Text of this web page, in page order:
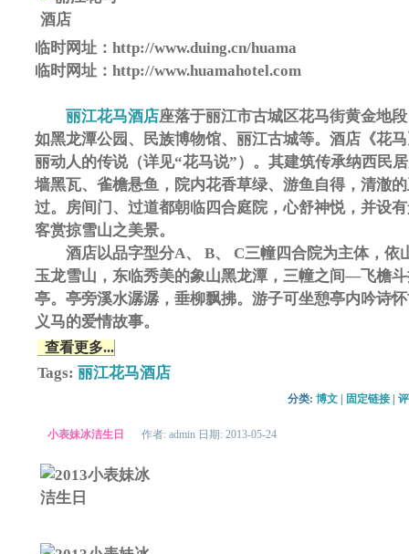
临时网址：http://www.duing.cn/huama
临时网址：http://www.huamahotel.com
丽江花马酒店座落于丽江市古城区花马街黄金地
如黑龙潭公园、民族博物馆、丽江古城等。酒店《花
丽动人的传说（详见“花马说”）。其建筑传承纳西民
墙黑瓦、雀檐悬鱼，院内花香草绿、游鱼自得，清澈
过。房间门、过道都朝临四合庭院，心舒神悦，并设
客赏掠雪山之美景。
酒店以品字型分A、 B、 C三幢四合院为主体，依
玉龙雪山，东临秀美的象山黑龙潭，三幢之间—飞檐
亭。亭旁溪水潺潺，垂柳飘拂。游子可坐憩亭内吟诗
义马的爱情故事。
查看更多...
Tags: 丽江花马酒店
分类: 博文 固定链接
小表妹冰洁生日 作者: admin 日期: 2013-05-24